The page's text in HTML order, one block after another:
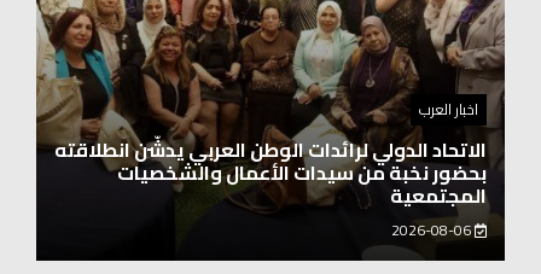
اخبار العرب
اغنيتين وطنيتين جميلتين للفنان المايسترو ابراهيم
بركات
2026-08-06